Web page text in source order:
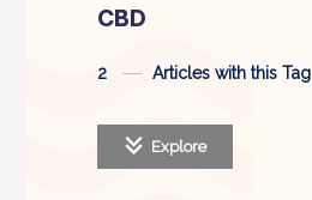
CBD
2 Articles with this Tag
Explore